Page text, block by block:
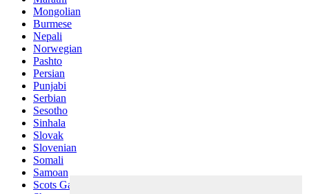
Mongolian
Burmese
Nepali
Norwegian
Pashto
Persian
Punjabi
Serbian
Sesotho
Sinhala
Slovak
Slovenian
Somali
Samoan
Scots Gaelic